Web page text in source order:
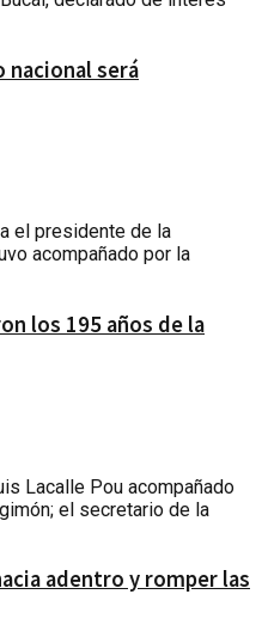
nacional será
el presidente de la
acompañado por la
los 195 años de la
Lacalle Pou acompañado
el secretario de la
adentro y romper las